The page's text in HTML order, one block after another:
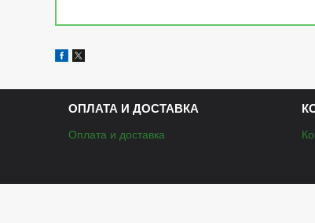
ОПЛАТА И ДОСТАВКА
Оплата и доставка